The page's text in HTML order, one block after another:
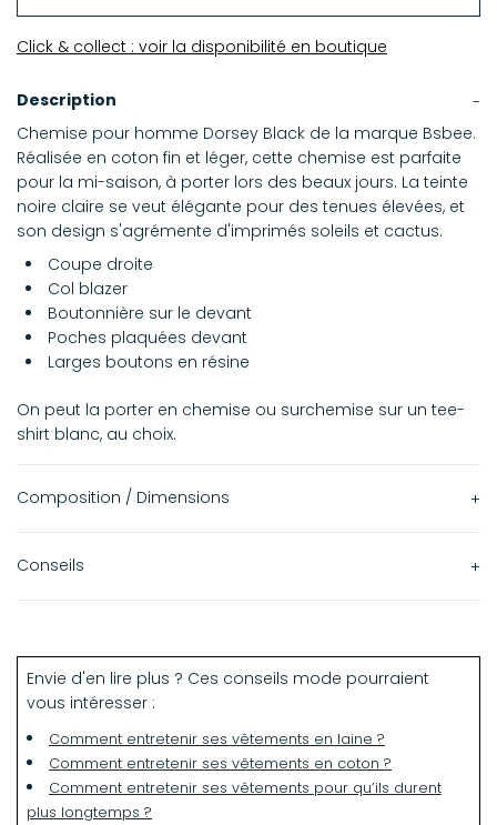
Click & collect : voir la disponibilité en boutique
Description
Chemise pour homme Dorsey Black de la marque Bsbee.
Réalisée en coton fin et léger, cette chemise est parfaite
pour la mi-saison, à porter lors des beaux jours. La teinte
noire claire se veut élégante pour des tenues élevées, et
son design s'agrémente d'imprimés soleils et cactus.
Coupe droite
Col blazer
Boutonnière sur le devant
Poches plaquées devant
Larges boutons en résine
On peut la porter en chemise ou surchemise sur un tee-
shirt blanc, au choix.
Composition / Dimensions
100% Coton
Conseils
Envie d'en lire plus ? Ces conseils mode pourraient
vous intéresser :
Comment entretenir ses vêtements en laine ?
Comment entretenir ses vêtements en coton ?
Comment entretenir ses vêtements pour qu’ils durent
plus longtemps ?